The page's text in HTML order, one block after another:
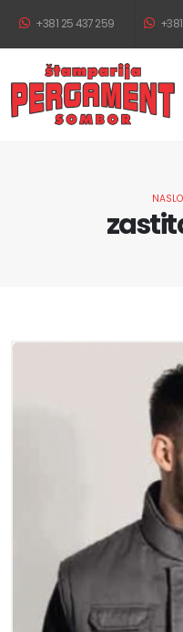
+381 25 437 259